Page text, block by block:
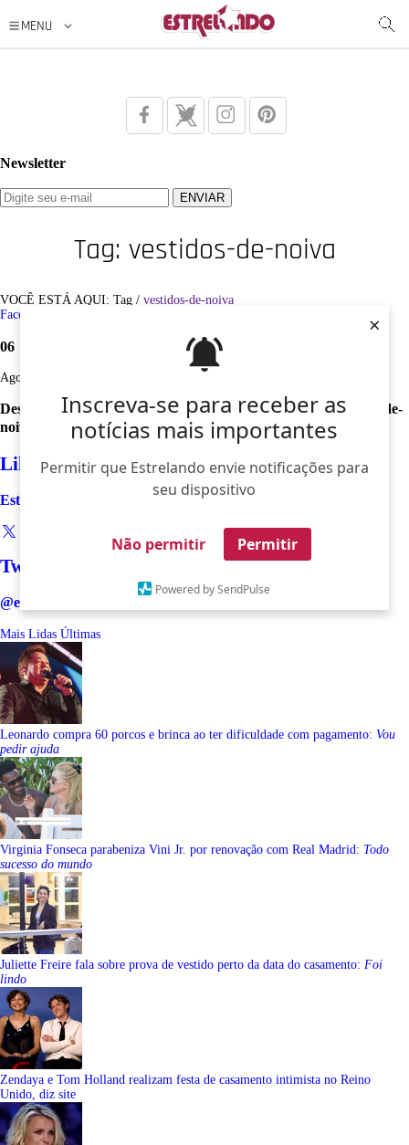
Inscreva-se para receber as
notícias mais importantes
Permitir que Estrelando envie notificações para
seu dispositivo
Não permitir Permitir
Powered by SendPulse
×
Newsletter
Tag: vestidos-de-noiva
VOCÊ ESTÁ AQUI: Tag / vestidos-de-noiva
Facebook
06
Ago
Desculpe, não foi encontrado nenhum registro sobre: vestidos-de-
noiva
Like
Estrelando
Twitter
@estrelando
Mais Lidas Últimas
Leonardo compra 60 porcos e brinca ao ter dificuldade com pagamento: Vou
pedir ajuda
Virginia Fonseca parabeniza Vini Jr. por renovação com Real Madrid: Todo
sucesso do mundo
Juliette Freire fala sobre prova de vestido perto da data do casamento: Foi
lindo
Zendaya e Tom Holland realizam festa de casamento intimista no Reino
Unido, diz site